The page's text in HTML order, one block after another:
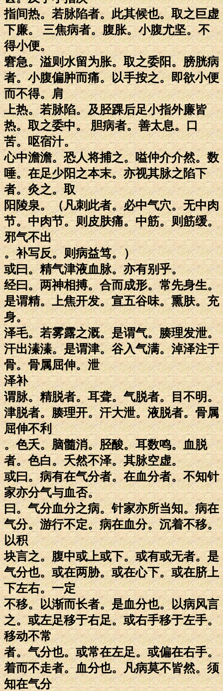
指间热。若脉陷者。此其候也。取之巨虚
下廉。 三焦病者。腹胀。小腹尤坚。不
得小便。
窘急。溢则水留为胀。取之委阳。膀胱病
者。小腹偏肿而痛。以手按之。即欲小便
而不得。肩
上热。若脉陷。及胫踝后足小指外廉皆
热。取之委中。 胆病者。善太息。口
苦。呕宿汁。
心中澹澹。恐人将捕之。嗌仲介介然。数
唾。在足少阳之本末。亦视其脉之陷下
者。灸之。取
阳陵泉。（凡刺此者。必中气穴。无中肉
节。中肉节。则皮肤痛。中筋。则筋缓。
邪气不出
。补写反。则病益笃。）
或曰。精气津液血脉。亦有别乎。
经曰。两神相搏。合而成形。常先身生。
是谓精。上焦开发。宣五谷味。熏肤。充
身。
泽毛。若雾露之溉。是谓气。腠理发泄。
汗出溱溱。是谓津。谷入气满。淖泽注于
骨。骨属屈伸。泄
泽补
谓脉。精脱者。耳聋。气脱者。目不明。
津脱者。腠理开。汗大泄。液脱者。骨属
屈伸不利
。色夭。脑髓消。胫酸。耳数鸣。血脱
者。色白。夭然不泽。其脉空虚。
或曰。病有在气分者。在血分者。不知针
家亦分气与血否。
曰。气分血分之病。针家亦所当知。病在
气分。游行不定。病在血分。沉着不移。
以积
块言之。腹中或上或下。或有或无者。是
气分也。或在两胁。或在心下。或在脐上
下左右。一定
不移。以渐而长者。是血分也。以病风言
之。或左足移于右足。或右手移于左手。
移动不常
者。气分也。或常在左足。或偏在右手。
着而不走者。血分也。凡病莫不皆然。须
知在气分